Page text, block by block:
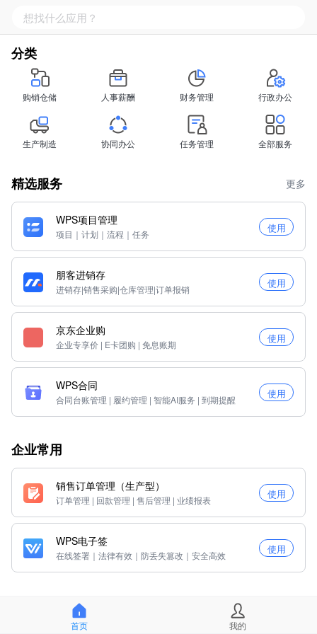
分类
购销仓储 人事薪酬 财务管理 行政办公
生产制造 协同办公 任务管理 全部服务
精选服务 更多
WPS项目管理
项目｜计划｜流程｜任务 使用
朋客进销存
进销存|销售采购|仓库管理|订单报销 使用
京东企业购
企业专享价 | E卡团购 | 免息账期 使用
WPS合同
合同台账管理 | 履约管理 | 智能AI服务 | 到期提醒 使用
企业常用
销售订单管理（生产型）
订单管理 | 回款管理 | 售后管理 | 业绩报表 使用
WPS电子签
在线签署｜法律有效｜防丢失篡改｜安全高效 使用
首页 我的